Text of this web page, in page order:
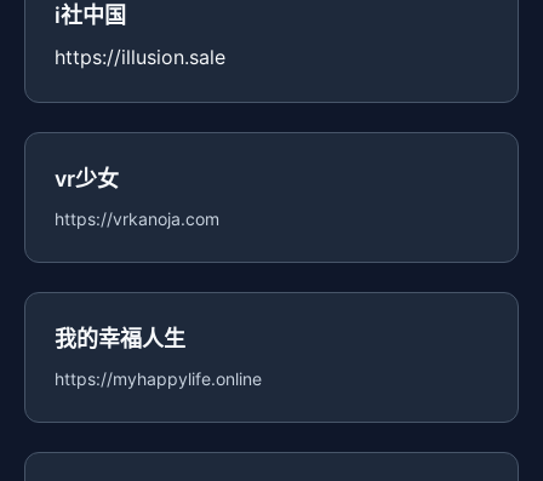
i社中国
https://illusion.sale
vr少女
https://vrkanoja.com
我的幸福人生
https://myhappylife.online